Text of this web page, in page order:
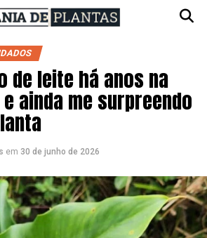
de leite há anos na
ainda me surpreendo
em 30 de junho de 2026